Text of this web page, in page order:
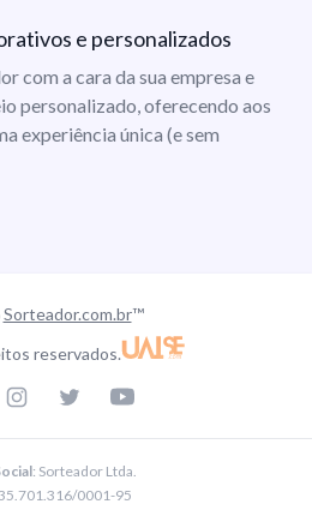
e personalizados
com a cara da sua empresa e
personalizado, oferecendo aos
experiência única (e sem
Sorteador.com.br™
reservados.
: Sorteador Ltda.
0001-95